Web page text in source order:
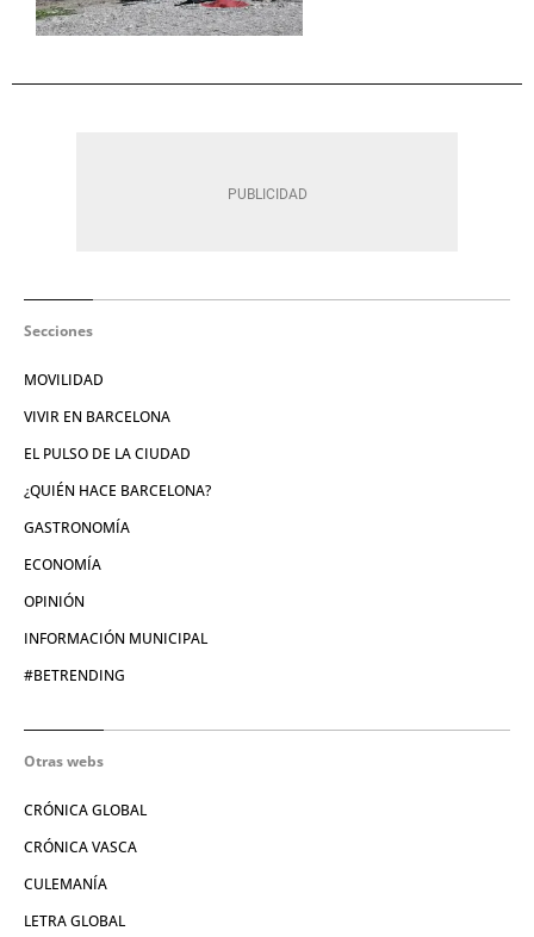
Secciones
MOVILIDAD
VIVIR EN BARCELONA
EL PULSO DE LA CIUDAD
¿QUIÉN HACE BARCELONA?
GASTRONOMÍA
ECONOMÍA
OPINIÓN
INFORMACIÓN MUNICIPAL
#BETRENDING
Otras webs
CRÓNICA GLOBAL
CRÓNICA VASCA
CULEMANÍA
LETRA GLOBAL